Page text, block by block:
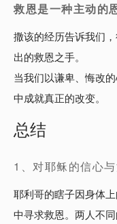
救恩是一种主动的
撒该的经历告诉我们
出的救恩之手。
当我们以谦卑、悔改
中成就真正的改变。
总结
1、对耶稣的信心与
耶利哥的瞎子因身体
中寻求救恩。两人不